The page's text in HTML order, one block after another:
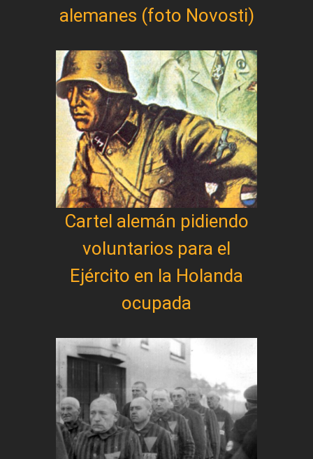
alemanes (foto Novosti)
Cartel alemán pidiendo
voluntarios para el
Ejército en la Holanda
ocupada